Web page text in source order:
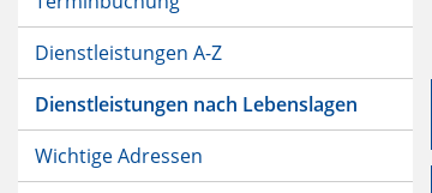
Dienstleistungen A-Z
Dienstleistungen nach Lebenslagen
Wichtige Adressen